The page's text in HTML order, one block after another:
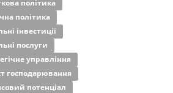
політика
політика
інвестиції
послуги
управління
господарювання
потенціал